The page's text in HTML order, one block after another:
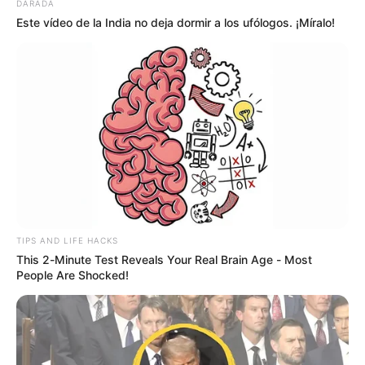
MANTÉNGASE EN ALERTA
Tenemos todas las noticias que le
interesan. Para estar bien informado, por
favor, active las notificaciones de Alerta.
ACTIVAR AHORA
TEMAS DESTACADOS
EMERGENCIAS POR LLUVIAS
METRO DE MEDELLÍN
ELECCIONES PRESIDENCIALES
MARINILLA - ANTIOQUIA
EPM
YONDÓ - ANTIOQUIA
RIONEGRO
DARADA
Este vídeo de la India no deja dormir a los ufólogos. ¡Míralo!
TIPS AND LIFE HACKS
This 2-Minute Test Reveals Your Real Brain Age - Most
People Are Shocked!